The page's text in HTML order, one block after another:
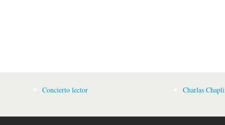
Concierto lector Charlas